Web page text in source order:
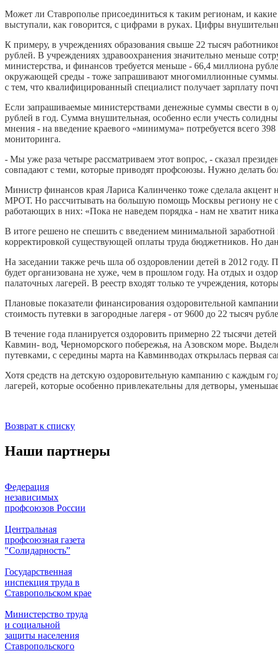
Может ли Ставрополье присоединиться к таким регионам, и
выступали, как говорится, с цифрами в руках. Цифры
К примеру, в учреждениях образования свыше 22 тысяч
рублей. В учреждениях здравоохранения значительно меньше
министерства, и финансов требуется меньше - 66,4 миллиона
окружающей среды - тоже запрашивают многомиллионные
с тем, что квалифицированный специалист получает зарплату
Если запрашиваемые министерствами денежные суммы свести в
рублей в год. Сумма внушительная, особенно если учесть
мнения - на введение краевого «минимума» потребуется всего
мониторинга.
- Мы уже раза четыре рассматриваем этот вопрос, - сказал
совпадают с теми, которые приводят профсоюзы. Нужно делать
Министр финансов края Лариса Калинченко тоже сделала акцент
МРОТ. Но рассчитывать на большую помощь Москвы региону не
работающих в них: «Пока не наведем порядка - нам не хватит
В итоге решено не спешить с введением минимальной
корректировкой существующей оплаты труда бюджетников. Но
На заседании также речь шла об оздоровлении детей в 2012
будет организована не хуже, чем в прошлом году. На отдых и
палаточных лагерей. В реестр входят только те учреждения,
Плановые показатели финансирования оздоровительной
стоимость путевки в загородные лагеря - от 9600 до 22 тысяч
В течение года планируется оздоровить примерно 22 тысячи
Кавмин- вод, Черноморского побережья, на Азовском море.
путевками, с середины марта на Кавминводах открылась первая
Хотя средств на детскую оздоровительную кампанию с каждым
лагерей, которые особенно привлекательны для детворы,
Возврат к списку
Наши партнеры
Федерация
независимых
профсоюзов России
Центральная
профсоюзная газета
"Солидарность”
Государственная
инспекция труда в
Ставропольском крае
Министерство труда
и социальной
защиты населения
Ставропольского